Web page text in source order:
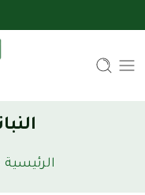
الرئيسية